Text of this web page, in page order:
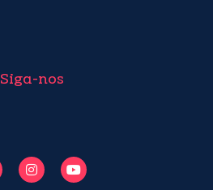
Siga-nos
I
n
Y
o